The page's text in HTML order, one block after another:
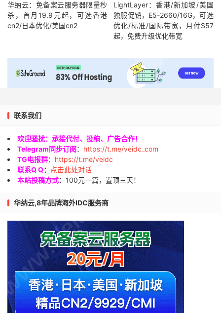
华纳云：免备案云服务器限量秒
杀，首月19.9元起，可选香港
cn2/日本优化/美国cn2
LightLayer：香港/新加坡/美国
独服促销，E5-2660/16G，可选
优化/标准/国际带宽，月付$57
起，免费升级优化带宽
联系我们
欢迎骚扰：承接代付、投稿、广告合作！
Telegram同步订阅： https://t.me/veidc_com
TG电报群： https://t.me/veidc
联系Q Q：
点击此处对话
本站投稿方式： 100元一篇，置顶三天！
华纳云,8年品牌海外IDC服务商